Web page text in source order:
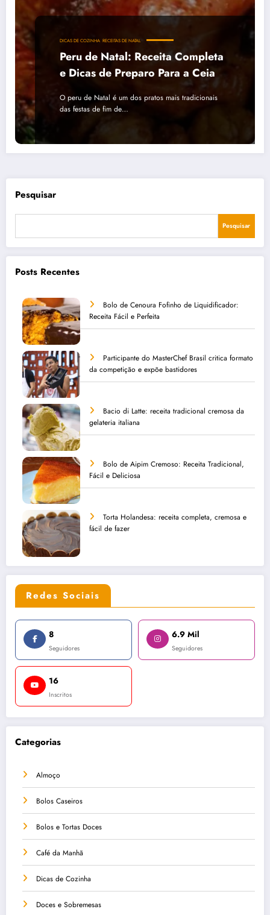
DICAS DE COZINHA RECEITAS DE NATAL
Peru de Natal: Receita Completa
e Dicas de Preparo Para a Ceia
O peru de Natal é um dos pratos mais tradicionais
das festas de fim de…
Pesquisar
Pesquisar
Posts Recentes
Bolo de Cenoura Fofinho de Liquidificador:
Receita Fácil e Perfeita
Participante do MasterChef Brasil critica formato
da competição e expõe bastidores
Bacio di Latte: receita tradicional cremosa da
gelateria italiana
Bolo de Aipim Cremoso: Receita Tradicional,
Fácil e Deliciosa
Torta Holandesa: receita completa, cremosa e
fácil de fazer
Redes Sociais
8
Seguidores
6.9 Mil
Seguidores
16
Inscritos
Categorias
Almoço
Bolos Caseiros
Bolos e Tortas Doces
Café da Manhã
Dicas de Cozinha
Doces e Sobremesas